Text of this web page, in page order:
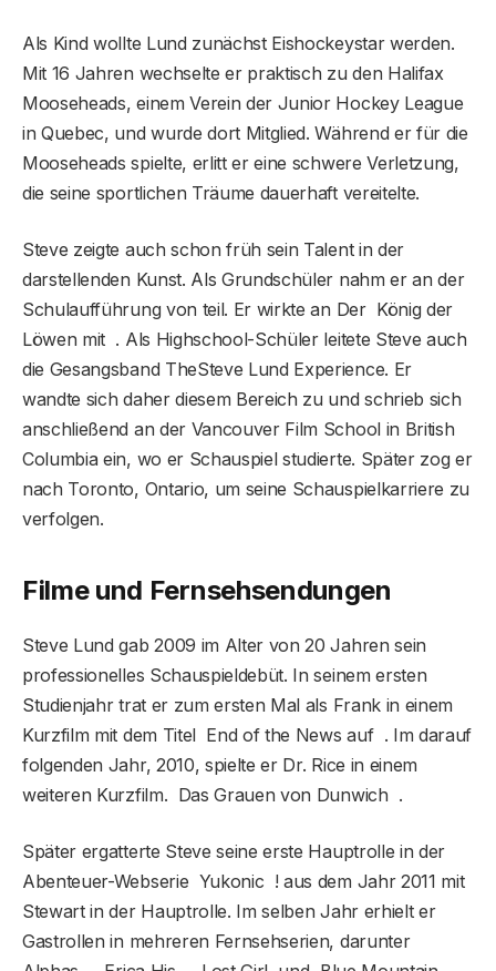
Als Kind wollte Lund zunächst Eishockeystar werden.
Mit 16 Jahren wechselte er praktisch zu den Halifax
Mooseheads, einem Verein der Junior Hockey League
in Quebec, und wurde dort Mitglied. Während er für die
Mooseheads spielte, erlitt er eine schwere Verletzung,
die seine sportlichen Träume dauerhaft vereitelte.
Steve zeigte auch schon früh sein Talent in der
darstellenden Kunst. Als Grundschüler nahm er an der
Schulaufführung von teil. Er wirkte an Der König der
Löwen mit . Als Highschool-Schüler leitete Steve auch
die Gesangsband TheSteve Lund Experience. Er
wandte sich daher diesem Bereich zu und schrieb sich
anschließend an der Vancouver Film School in British
Columbia ein, wo er Schauspiel studierte. Später zog er
nach Toronto, Ontario, um seine Schauspielkarriere zu
verfolgen.
Filme und Fernsehsendungen
Steve Lund gab 2009 im Alter von 20 Jahren sein
professionelles Schauspieldebüt. In seinem ersten
Studienjahr trat er zum ersten Mal als Frank in einem
Kurzfilm mit dem Titel End of the News auf . Im darauf
folgenden Jahr, 2010, spielte er Dr. Rice in einem
weiteren Kurzfilm. Das Grauen von Dunwich .
Später ergatterte Steve seine erste Hauptrolle in der
Abenteuer-Webserie Yukonic ! aus dem Jahr 2011 mit
Stewart in der Hauptrolle. Im selben Jahr erhielt er
Gastrollen in mehreren Fernsehserien, darunter